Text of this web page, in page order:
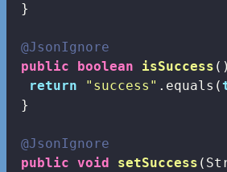
}
@JsonIgnore
public
boolean isSuccess ()
return
"success" .equals(
}
@JsonIgnore
public void setSuccess